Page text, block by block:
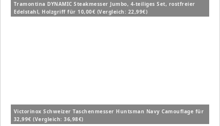
Tramontina DYNAMIC Steakmesser Jumbo, 4-teiliges Set, rostfreier
Edelstahl, Holzgriff für 10,00€ (Vergleich: 22,99€)
Victorinox Schweizer Taschenmesser Huntsman Navy Camouflage für
32,99€ (Vergleich: 36,98€)